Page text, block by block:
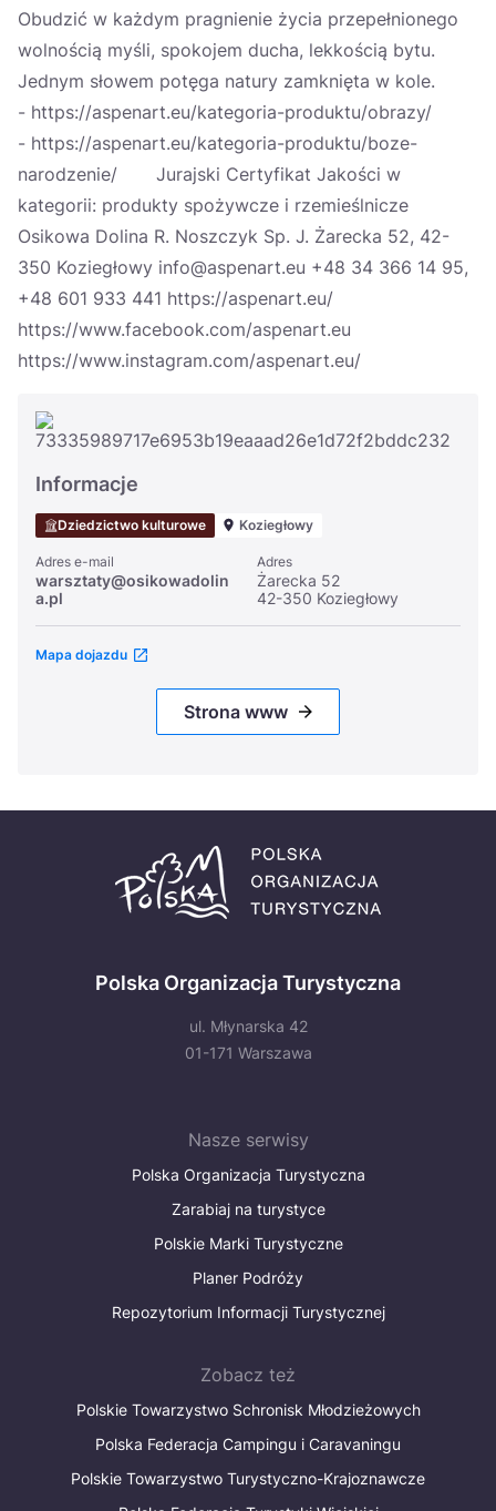
Obudzić w każdym pragnienie życia przepełnionego
wolnością myśli, spokojem ducha, lekkością bytu.
Jednym słowem potęga natury zamknięta w kole.
- https://aspenart.eu/kategoria-produktu/obrazy/
- https://aspenart.eu/kategoria-produktu/boze-
narodzenie/ Jurajski Certyfikat Jakości w
kategorii: produkty spożywcze i rzemieślnicze
Osikowa Dolina R. Noszczyk Sp. J. Żarecka 52, 42-
350 Koziegłowy info@aspenart.eu +48 34 366 14 95,
+48 601 933 441 https://aspenart.eu/
https://www.facebook.com/aspenart.eu
https://www.instagram.com/aspenart.eu/
Informacje
Dziedzictwo kulturowe Koziegłowy
Adres e-mail
warsztaty@osikowadolin
a.pl
Adres
Żarecka 52
42-350 Koziegłowy
Mapa dojazdu
Strona www
Polska Organizacja Turystyczna
ul. Młynarska 42
01-171 Warszawa
Nasze serwisy
Polska Organizacja Turystyczna
Zarabiaj na turystyce
Polskie Marki Turystyczne
Planer Podróży
Repozytorium Informacji Turystycznej
Zobacz też
Polskie Towarzystwo Schronisk Młodzieżowych
Polska Federacja Campingu i Caravaningu
Polskie Towarzystwo Turystyczno-Krajoznawcze